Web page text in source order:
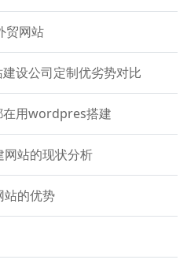
贸网站
设公司定制优劣势对比
在用wordpres搭建
站的现状分析
的优势